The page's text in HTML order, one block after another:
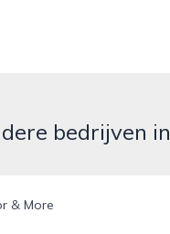
bedrijven
& More